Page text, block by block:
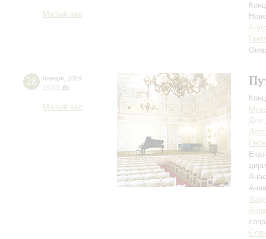
Малый зал
28 января 2024
15:00 Вс
Малый зал
Для